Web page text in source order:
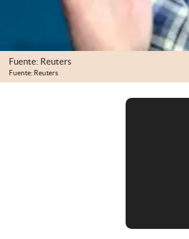
Fuente: Reuters
Fuente: Reuters